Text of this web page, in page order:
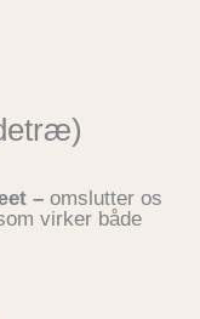
– omslutter os
virker både